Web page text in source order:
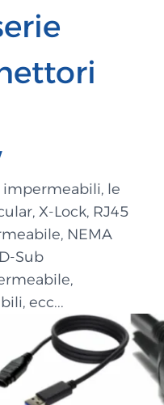
impermeabili, le
X-Lock, RJ45
NEMA
Sub
ecc...